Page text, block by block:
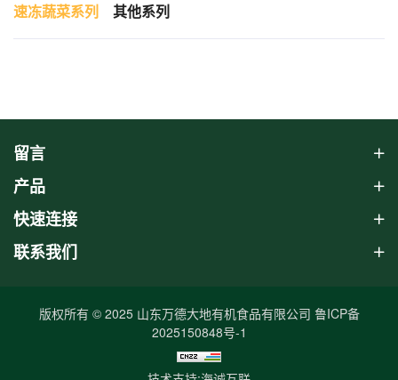
速冻蔬菜系列
其他系列
留言
产品
快速连接
联系我们
版权所有 © 2025 山东万德大地有机食品有限公司 鲁ICP备
2025150848号-1